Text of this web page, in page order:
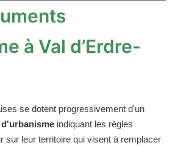
à Val d’Erdre-
se dotent progressivement d'un
indiquant les règles
sur leur territoire qui visent à remplacer